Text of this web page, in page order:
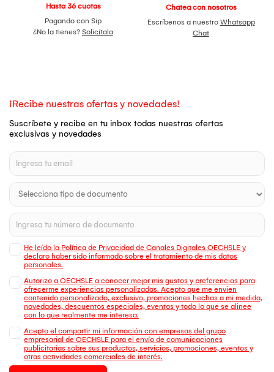
Hasta 36 cuotas
Pagando con Sip
¿No la tienes? Solicítala
Chatea con nosotros
Escríbenos a nuestro Whatsapp
Chat
¡Recibe nuestras ofertas y novedades!
Suscríbete y recibe en tu inbox todas nuestras ofertas
exclusivas y novedades
He leído la Política de Privacidad de Canales Digitales OECHSLE y
declaro haber sido informado sobre el tratamiento de mis datos
personales.
Autorizo a OECHSLE a conocer mejor mis gustos y preferencias para
ofrecerme experiencias personalizadas. Acepto que me envien
contenido personalizado, exclusivo, promociones hechas a mi medida,
novedades, descuentos especiales, eventos y todo lo que se alinee
con lo que realmente me interesa.
Acepto el compartir mi información con empresas del grupo
empresarial de OECHSLE para el envío de comunicaciones
publicitarias sobre sus productos, servicios, promociones, eventos y
otras actividades comerciales de interés.